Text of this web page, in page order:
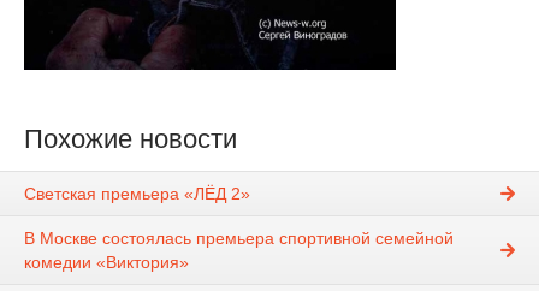
Похожие новости
Светская премьера «ЛЁД 2»
В Москве состоялась премьера спортивной семейной
комедии «Виктория»